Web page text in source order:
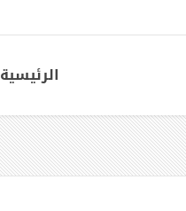
الرئيسية